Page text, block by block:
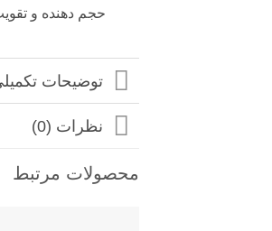
حجم دهنده و
توضیحات
نظرات (0)
محصولات مرتبط